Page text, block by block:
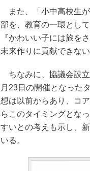
また、「小中高校生
部を、教育の一環とし
『かわいい子には旅を
未来作りに貢献できな
ちなみに、協議会設
月23日の開催となった
想は以前からあり、コ
らこのタイミングとな
すいとの考えも示し、
いる。